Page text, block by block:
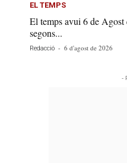
EL TEMPS
El temps avui 6 de
segons...
Redacció - 6 d'agost de 2026
-